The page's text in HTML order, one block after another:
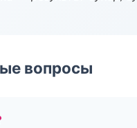
вопросы